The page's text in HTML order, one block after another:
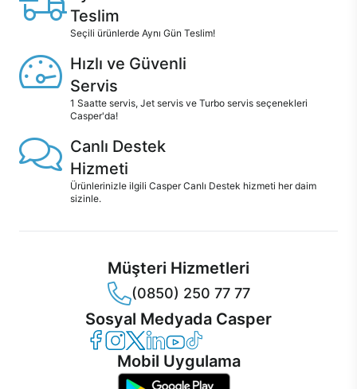
Teslim
Seçili ürünlerde Aynı Gün Teslim!
Hızlı ve Güvenli
Servis
1 Saatte servis, Jet servis ve Turbo servis seçenekleri
Casper'da!
Canlı Destek
Hizmeti
Ürünlerinizle ilgili Casper Canlı Destek hizmeti her daim
sizinle.
Müşteri Hizmetleri
(0850) 250 77 77
Sosyal Medyada Casper
Casper Facebook
Casper Instagram
Casper Twitter
Casper LinkedIn
Casper YouTube
Casper TikTok
Mobil Uygulama